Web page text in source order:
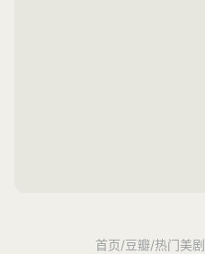
首页/豆瓣/热门美剧